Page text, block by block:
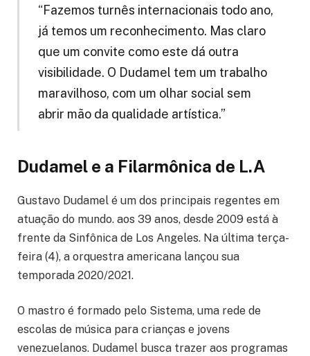
“Fazemos turnês internacionais todo ano,
já temos um reconhecimento. Mas claro
que um convite como este dá outra
visibilidade. O Dudamel tem um trabalho
maravilhoso, com um olhar social sem
abrir mão da qualidade artística.”
Dudamel e a Filarmônica de L.A
Gustavo Dudamel é um dos principais regentes em
atuação do mundo. aos 39 anos, desde 2009 está à
frente da Sinfônica de Los Angeles. Na última terça-
feira (4), a orquestra americana lançou sua
temporada 2020/2021.
O mastro é formado pelo Sistema, uma rede de
escolas de música para crianças e jovens
venezuelanos. Dudamel busca trazer aos programas